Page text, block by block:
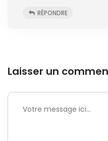
RÉPONDRE
Laisser un